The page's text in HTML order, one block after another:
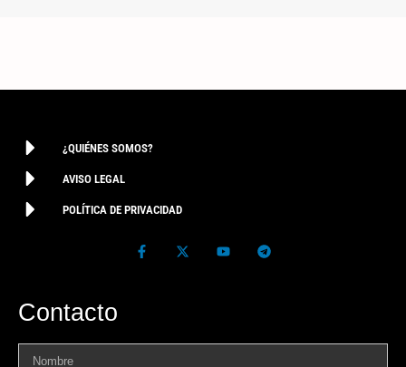
¿QUIÉNES SOMOS?
AVISO LEGAL
POLÍTICA DE PRIVACIDAD
Contacto